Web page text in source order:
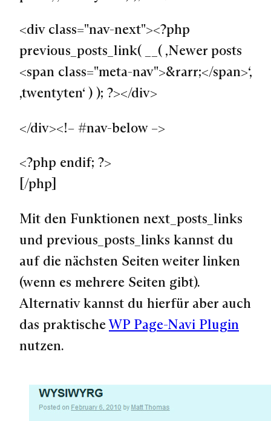
<div class="nav-next"><?php
previous_posts_link( __( ‚Newer posts
<span class="meta-nav">&rarr;</span>‘,
‚twentyten‘ ) ); ?></div>
</div><!– #nav-below –>
<?php endif; ?>
[/php]
Mit den Funktionen next_posts_links
und previous_posts_links kannst du
auf die nächsten Seiten weiter linken
(wenn es mehrere Seiten gibt).
Alternativ kannst du hierfür aber auch
das praktischeWP Page-Navi Plugin
nutzen.